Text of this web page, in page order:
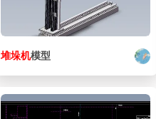
堆垛机模型